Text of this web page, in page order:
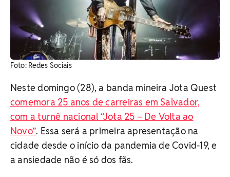
Foto: Redes Sociais
Neste domingo (28), a banda mineira Jota Quest
comemora 25 anos de carreiras em Salvador,
com a turnê nacional “Jota 25 – De Volta ao
Novo”. Essa será a primeira apresentação na
cidade desde o início da pandemia de Covid-19, e
a ansiedade não é só dos fãs.